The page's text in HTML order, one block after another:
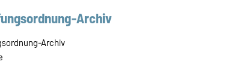
Archiv
Archiv